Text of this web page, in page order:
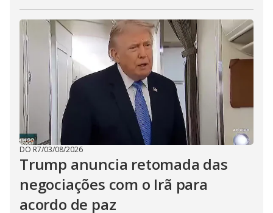
DO R7/03/08/2026
Trump anuncia retomada das
negociações com o Irã para
acordo de paz